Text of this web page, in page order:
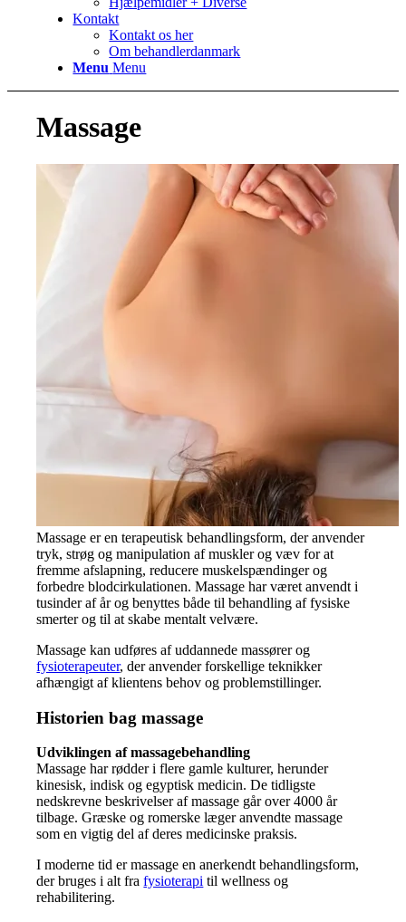
Kontakt
Kontakt os her
Om behandlerdanmark
Menu Menu
Massage
Massage er en terapeutisk behandlingsform, der anvender
tryk, strøg og manipulation af muskler og væv for at
fremme afslapning, reducere muskelspændinger og
forbedre blodcirkulationen. Massage har været anvendt i
tusinder af år og benyttes både til behandling af fysiske
smerter og til at skabe mentalt velvære.
Massage kan udføres af uddannede massører og
fysioterapeuter, der anvender forskellige teknikker
afhængigt af klientens behov og problemstillinger.
Historien bag massage
Udviklingen af massagebehandling
Massage har rødder i flere gamle kulturer, herunder
kinesisk, indisk og egyptisk medicin. De tidligste
nedskrevne beskrivelser af massage går over 4000 år
tilbage. Græske og romerske læger anvendte massage
som en vigtig del af deres medicinske praksis.
I moderne tid er massage en anerkendt behandlingsform,
der bruges i alt frafysioterapi til wellness og
rehabilitering.